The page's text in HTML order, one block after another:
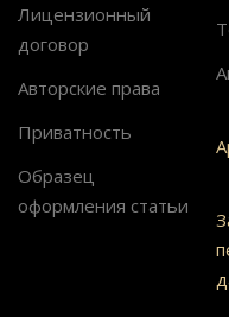
Лицензионный
договор
Авторские права
Приватность
Образец
оформления статьи